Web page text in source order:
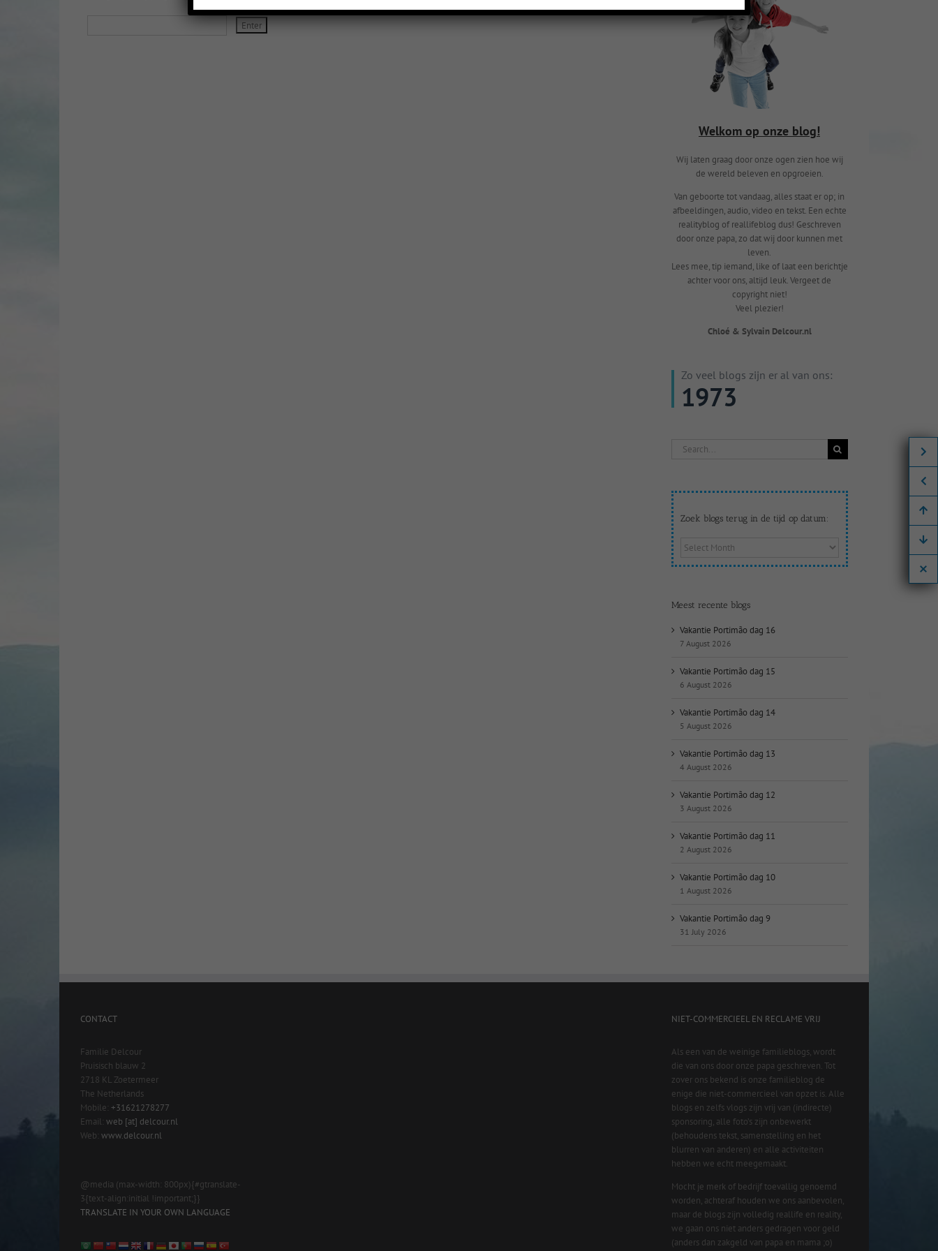
Welkom op onze blog!
Wij laten graag door onze ogen zien hoe wij
de wereld beleven en opgroeien.
Van geboorte tot vandaag, alles staat er op; in
afbeeldingen, audio, video en tekst. Een echte
realityblog of reallifeblog dus! Geschreven
door onze papa, zo dat wij door kunnen met
leven.
Lees mee, tip iemand, like of laat een berichtje
achter voor ons, altijd leuk. Vergeet de
copyright niet!
Veel plezier!
Chloé & Sylvain Delcour.nl
Zo veel blogs zijn er al van ons:
1973
Search
Zoek blogs terug in de tijd op datum:
Zoek
op
datum:
Meest recente blogs
Vakantie Portimão dag 16
7 August 2026
Vakantie Portimão dag 15
6 August 2026
Vakantie Portimão dag 14
5 August 2026
Vakantie Portimão dag 13
4 August 2026
Vakantie Portimão dag 12
3 August 2026
Vakantie Portimão dag 11
2 August 2026
Vakantie Portimão dag 10
1 August 2026
Vakantie Portimão dag 9
31 July 2026
CONTACT
Familie Delcour
Pruisisch blauw 2
2718 KL Zoetermeer
The Netherlands
Mobile: +31621278277
Email: web [at] delcour.nl
Web: www.delcour.nl
@media (max-width: 800px){#gtranslate-
3{text-align:initial !important;}}
TRANSLATE IN YOUR OWN LANGUAGE
NIET-COMMERCIEEL EN RECLAME VRIJ
Als een van de weinige familieblogs, wordt
die van ons door onze papa geschreven. Tot
zover ons bekend is onze familieblog de
enige die niet-commercieel van opzet is. Alle
blogs en zelfs vlogs zijn vrij van (indirecte)
sponsoring, alle foto’s zijn onbewerkt
(behoudens tekst, samenstelling en het
blurren van anderen) en alle activiteiten
hebben we echt meegemaakt.
Mocht je merk of bedrijf toevallig genoemd
worden, achteraf houden we ons aanbevolen,
maar de blogs zijn volledig reallife en reality,
we gaan ons niet anders gedragen voor geld
(anders dan zakgeld van papa en mama ;o)